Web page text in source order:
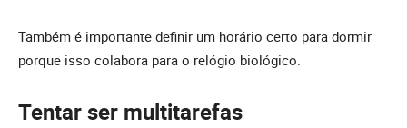
Também é importante definir um horário certo para dormir
porque isso colabora para o relógio biológico.
Tentar ser multitarefas